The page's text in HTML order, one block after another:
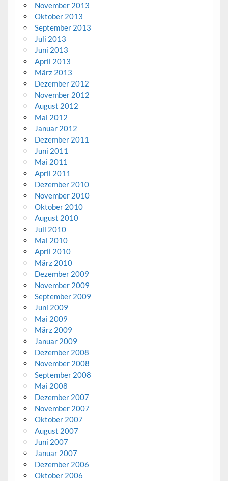
November 2013
Oktober 2013
September 2013
Juli 2013
Juni 2013
April 2013
März 2013
Dezember 2012
November 2012
August 2012
Mai 2012
Januar 2012
Dezember 2011
Juni 2011
Mai 2011
April 2011
Dezember 2010
November 2010
Oktober 2010
August 2010
Juli 2010
Mai 2010
April 2010
März 2010
Dezember 2009
November 2009
September 2009
Juni 2009
Mai 2009
März 2009
Januar 2009
Dezember 2008
November 2008
September 2008
Mai 2008
Dezember 2007
November 2007
Oktober 2007
August 2007
Juni 2007
Januar 2007
Dezember 2006
Oktober 2006